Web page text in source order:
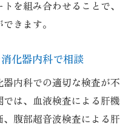
を組み合わせることで、
きます。
化器内科で相談
内科での適切な検査が不
は、血液検査による肝機
腹部超音波検査による肝